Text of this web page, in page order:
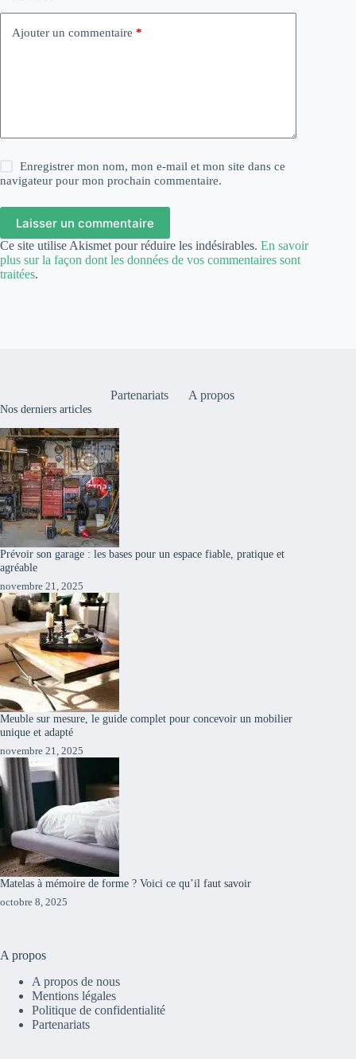
Ajouter un commentaire *
Enregistrer mon nom, mon e-mail et mon site dans ce
navigateur pour mon prochain commentaire.
Laisser un commentaire
Ce site utilise Akismet pour réduire les indésirables. En savoir
plus sur la façon dont les données de vos commentaires sont
traitées.
Partenariats A propos
Nos derniers articles
Prévoir son garage : les bases pour un espace fiable, pratique et
agréable
novembre 21, 2025
Meuble sur mesure, le guide complet pour concevoir un mobilier
unique et adapté
novembre 21, 2025
Matelas à mémoire de forme ? Voici ce qu’il faut savoir
octobre 8, 2025
A propos
A propos de nous
Mentions légales
Politique de confidentialité
Partenariats